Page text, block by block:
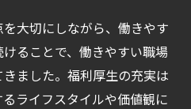
大切にしながら、働きやす
ることで、働きやすい職場
ました。福利厚生の充実は
ライフスタイルや価値観に